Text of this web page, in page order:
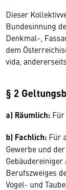
Dieser
Bundesinnung
Denkmal-,
dem
vida,
§ 2
a) Räumlich:
b) Fachlich: Für
Gewerbe und
Berufszweiges
Vogel- und